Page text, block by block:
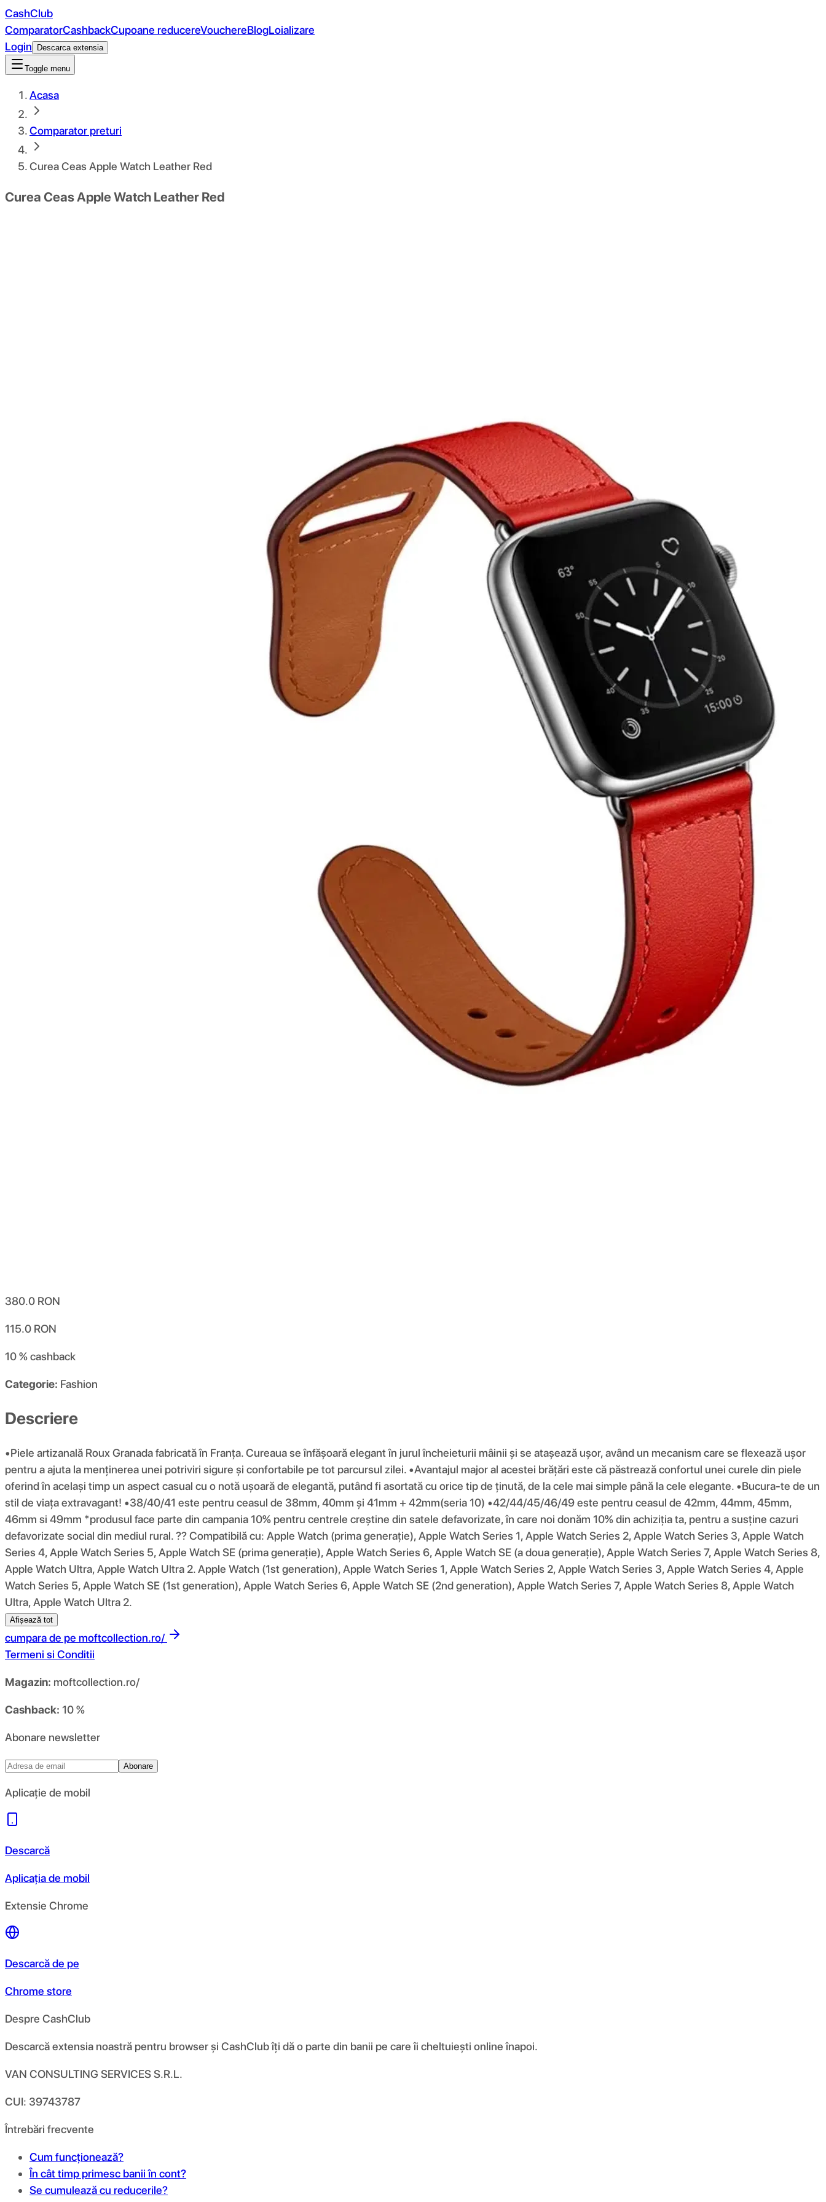
CashClub
ComparatorCashbackCupoane reducereVouchereBlogLoializare
Login
Descarca extensia
Toggle menu
Acasa
Comparator preturi
Curea Ceas Apple Watch Leather Red
Curea Ceas Apple Watch Leather Red
380.0 RON
115.0 RON
10 %cashback
Categorie: Fashion
Descriere
•Piele artizanală Roux Granada fabricată în Franța. Cureaua se înfășoară elegant în jurul încheieturii mâinii și se atașează ușor, având un mecanism care se flexează ușor
pentru a ajuta la menținerea unei potriviri sigure și confortabile pe tot parcursul zilei. •Avantajul major al acestei brățări este că păstrează confortul unei curele din piele
oferind în același timp un aspect casual cu o notă ușoară de elegantă, putând fi asortată cu orice tip de ținută, de la cele mai simple până la cele elegante. •Bucura-te de un
stil de viața extravagant! •38/40/41 este pentru ceasul de 38mm, 40mm și 41mm + 42mm(seria 10) •42/44/45/46/49 este pentru ceasul de 42mm, 44mm, 45mm,
46mm si 49mm *produsul face parte din campania 10% pentru centrele creștine din satele defavorizate, în care noi donăm 10% din achiziția ta, pentru a susține cazuri
defavorizate social din mediul rural. ?? Compatibilă cu: Apple Watch (prima generație), Apple Watch Series 1, Apple Watch Series 2, Apple Watch Series 3, Apple Watch
Series 4, Apple Watch Series 5, Apple Watch SE (prima generație), Apple Watch Series 6, Apple Watch SE (a doua generație), Apple Watch Series 7, Apple Watch Series 8,
Apple Watch Ultra, Apple Watch Ultra 2. Apple Watch (1st generation), Apple Watch Series 1, Apple Watch Series 2, Apple Watch Series 3, Apple Watch Series 4, Apple
Watch Series 5, Apple Watch SE (1st generation), Apple Watch Series 6, Apple Watch SE (2nd generation), Apple Watch Series 7, Apple Watch Series 8, Apple Watch
Ultra, Apple Watch Ultra 2.
Afișează tot
cumpara de pe moftcollection.ro/
Termeni si Conditii
Magazin: moftcollection.ro/
Cashback: 10 %
Abonare newsletter
Abonare
Aplicație de mobil
Descarcă
Aplicația de mobil
Extensie Chrome
Descarcă de pe
Chrome store
Despre CashClub
Descarcă extensia noastră pentru browser și CashClub îți dă o parte din banii pe care îi cheltuiești online înapoi.
VAN CONSULTING SERVICES S.R.L.
CUI: 39743787
Întrebări frecvente
Cum funcționează?
În cât timp primesc banii în cont?
Se cumulează cu reducerile?